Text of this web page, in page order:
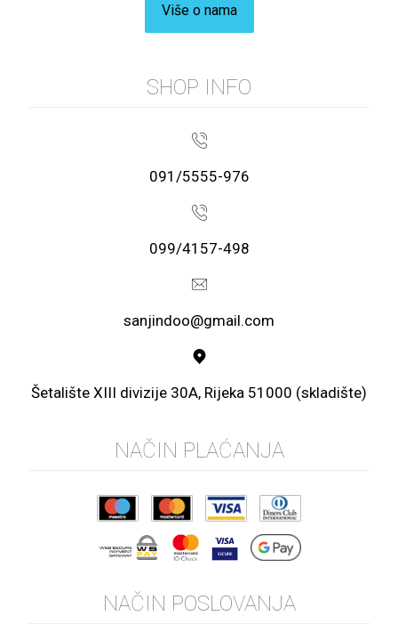
Više o nama
SHOP INFO
091/5555-976
099/4157-498
sanjindoo@gmail.com
Šetalište XIII divizije 30A, Rijeka 51000 (skladište)
NAČIN PLAĆANJA
NAČIN POSLOVANJA